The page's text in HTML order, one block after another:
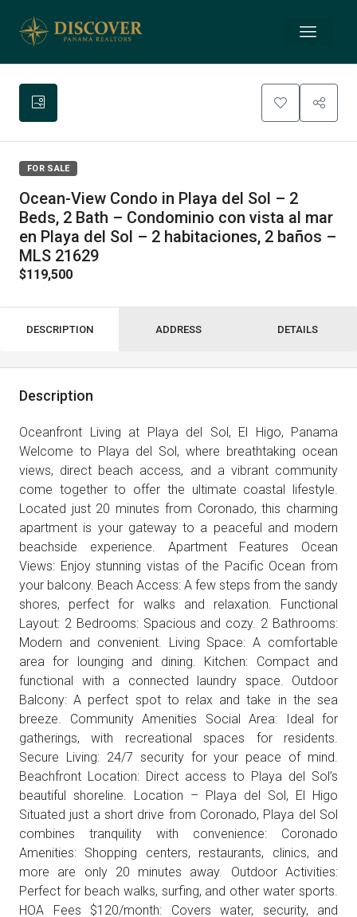
FOR SALE
Ocean-View Condo in Playa del Sol – 2
Beds, 2 Bath – Condominio con vista al mar
en Playa del Sol – 2 habitaciones, 2 baños –
MLS 21629
$119,500
DESCRIPTION ADDRESS DETAILS
Description
Oceanfront Living at Playa del Sol, El Higo, Panama
Welcome to Playa del Sol, where breathtaking ocean
views, direct beach access, and a vibrant community
come together to offer the ultimate coastal lifestyle.
Located just 20 minutes from Coronado, this charming
apartment is your gateway to a peaceful and modern
beachside experience. Apartment Features Ocean
Views: Enjoy stunning vistas of the Pacific Ocean from
your balcony. Beach Access: A few steps from the sandy
shores, perfect for walks and relaxation. Functional
Layout: 2 Bedrooms: Spacious and cozy. 2 Bathrooms:
Modern and convenient. Living Space: A comfortable
area for lounging and dining. Kitchen: Compact and
functional with a connected laundry space. Outdoor
Balcony: A perfect spot to relax and take in the sea
breeze. Community Amenities Social Area: Ideal for
gatherings, with recreational spaces for residents.
Secure Living: 24/7 security for your peace of mind.
Beachfront Location: Direct access to Playa del Sol’s
beautiful shoreline. Location – Playa del Sol, El Higo
Situated just a short drive from Coronado, Playa del Sol
combines tranquility with convenience: Coronado
Amenities: Shopping centers, restaurants, clinics, and
more are only 20 minutes away. Outdoor Activities:
Perfect for beach walks, surfing, and other water sports.
HOA Fees $120/month: Covers water, security, and